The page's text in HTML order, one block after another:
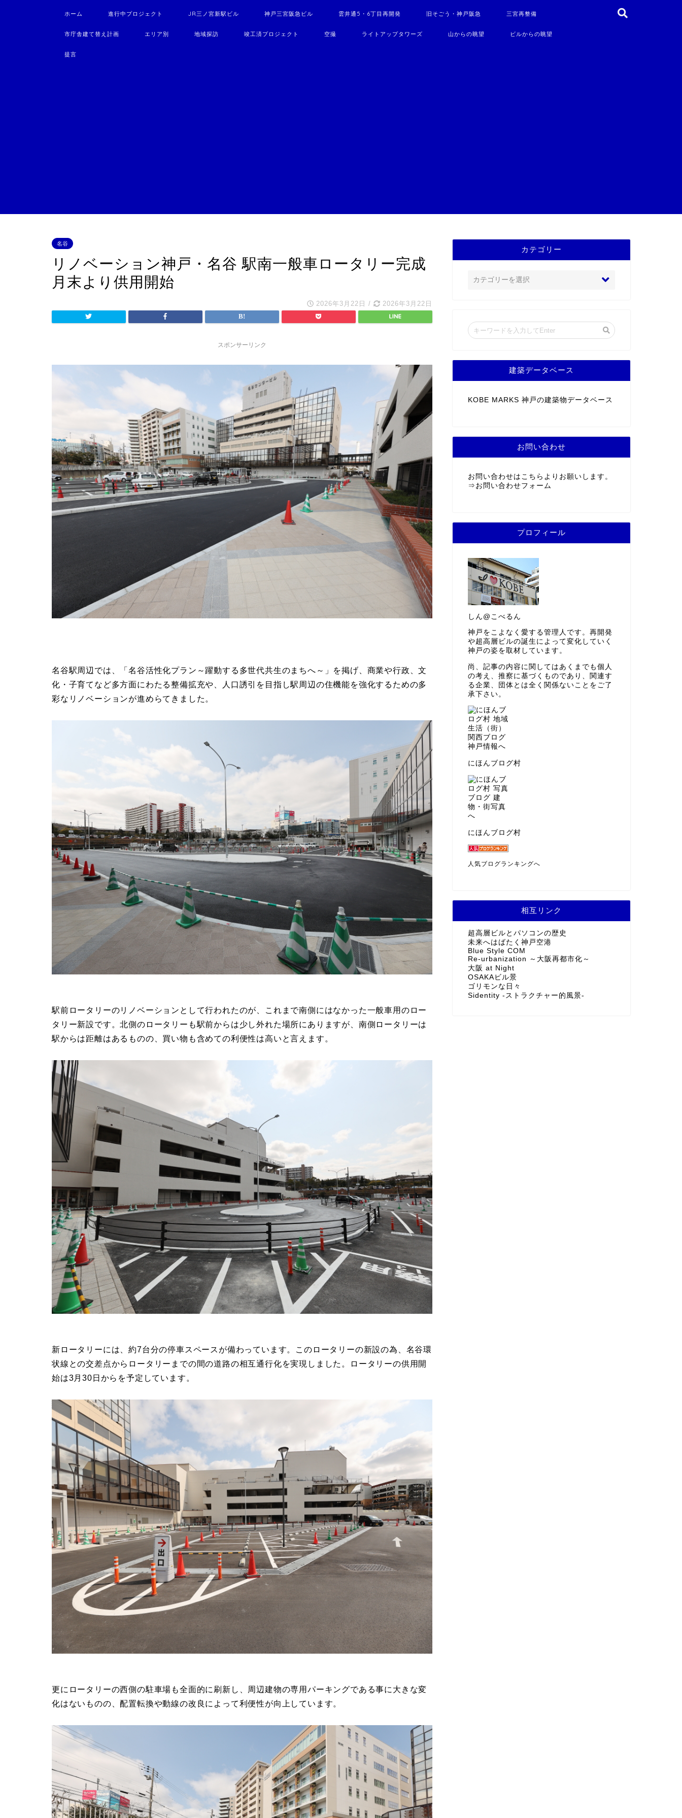
ホーム 進行中プロジェクト JR三ノ宮新駅ビル 神戸三宮阪急ビル 雲井通5・6丁目再開発 旧そごう・神戸阪急 三宮再整備
市庁舎建て替え計画 エリア別 地域探訪 竣工済プロジェクト 空撮 ライトアップタワーズ 山からの眺望 ビルからの眺望
提言
名谷
リノベーション神戸・名谷 駅南一般車ロータリー完成
月末より供用開始
2026年3月22日 / 2026年3月22日
スポンサーリンク
名谷駅周辺では、「名谷活性化プラン～躍動する多世代共生のまちへ～」を掲げ、商業や行政、文
化・子育てなど多方面にわたる整備拡充や、人口誘引を目指し駅周辺の住機能を強化するための多
彩なリノベーションが進めらてきました。
駅前ロータリーのリノベーションとして行われたのが、これまで南側にはなかった一般車用のロー
タリー新設です。北側のロータリーも駅前からは少し外れた場所にありますが、南側ロータリーは
駅からは距離はあるものの、買い物も含めての利便性は高いと言えます。
新ロータリーには、約7台分の停車スペースが備わっています。このロータリーの新設の為、名谷環
状線との交差点からロータリーまでの間の道路の相互通行化を実現しました。ロータリーの供用開
始は3月30日からを予定しています。
更にロータリーの西側の駐車場も全面的に刷新し、周辺建物の専用パーキングである事に大きな変
化はないものの、配置転換や動線の改良によって利便性が向上しています。
カテゴリー
建築データベース
KOBE MARKS 神戸の建築物データベース
お問い合わせ
お問い合わせはこちらよりお願いします。
⇒ お問い合わせフォーム
プロフィール
しん@こべるん
神戸をこよなく愛する管理人です。再開発
や超高層ビルの誕生によって変化していく
神戸の姿を取材しています。
尚、記事の内容に関してはあくまでも個人
の考え、推察に基づくものであり、関連す
る企業、団体とは全く関係ないことをご了
承下さい。
にほんブログ村
にほんブログ村
人気ブログランキングへ
相互リンク
超高層ビルとパソコンの歴史
未来へはばたく神戸空港
Blue Style COM
Re-urbanization ～大阪再都市化～
大阪 at Night
OSAKAビル景
ゴリモンな日々
Sidentity -ストラクチャー的風景-